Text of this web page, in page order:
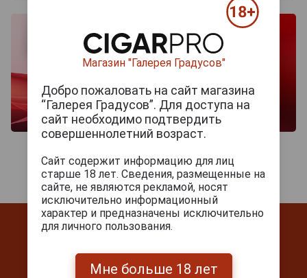
Магазин "Галерея Градусов"
Добро пожаловать на сайт магазина
“Галерея Градусов”. Для доступа на
сайт необходимо подтвердить
совершеннолетний возраст.
Сайт содержит информацию для лиц
старше 18 лет. Сведения, размещенные на
сайте, не являются рекламой, носят
исключительно информационный
характер и предназначены исключительно
для личного пользования.
Мне больше 18 лет